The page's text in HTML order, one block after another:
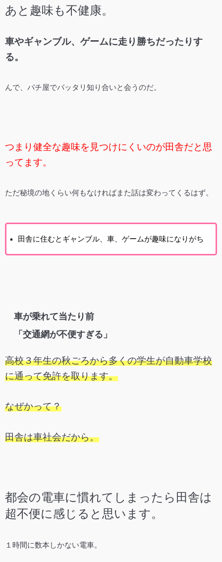
あと趣味も不健康。
車やギャンブル、ゲームに走り勝ちだったりす
る。
んで、パチ屋でバッタリ知り合いと会うのだ。
つまり健全な趣味を見つけにくいのが田舎だと思
ってます。
ただ秘境の地くらい何もなければまた話は変わってくるはず。
田舎に住むとギャンブル、車、ゲームが趣味になりがち
車が乗れて当たり前
「交通網が不便すぎる」
高校３年生の秋ごろから多くの学生が自動車学校
に通って免許を取ります。
なぜかって？
田舎は車社会だから。
都会の電車に慣れてしまったら田舎は
超不便に感じると思います。
１時間に数本しかない電車。